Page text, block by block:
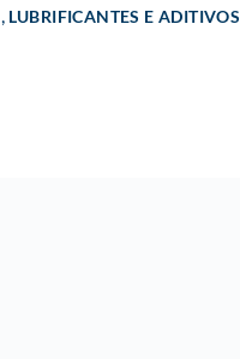
, LUBRIFICANTES E ADITIVOS